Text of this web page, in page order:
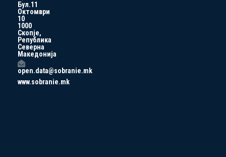
Бул.11
Октомври
10
1000
Скопје,
Република
Северна
Македонија
open.data@sobranie.mk
www.sobranie.mk